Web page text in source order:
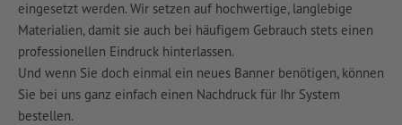
eingesetzt werden. Wir setzen auf hochwertige, langlebige
Materialien, damit sie auch bei häufigem Gebrauch stets einen
professionellen Eindruck hinterlassen.
Und wenn Sie doch einmal ein neues Banner benötigen, können
Sie bei uns ganz einfach einen Nachdruck für Ihr System
bestellen.